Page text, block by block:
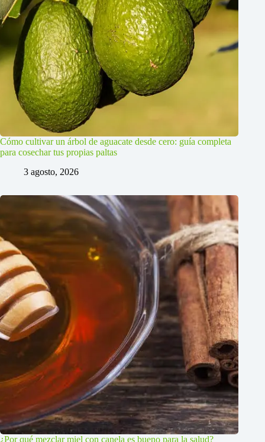
Cómo cultivar un árbol de aguacate desde cero: guía completa
para cosechar tus propias paltas
3 agosto, 2026
¿Por qué mezclar miel con canela es bueno para la salud?